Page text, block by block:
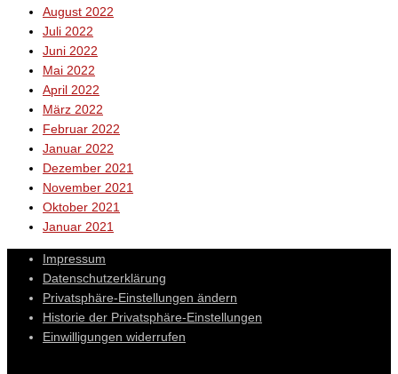
August 2022
Juli 2022
Juni 2022
Mai 2022
April 2022
März 2022
Februar 2022
Januar 2022
Dezember 2021
November 2021
Oktober 2021
Januar 2021
Impressum
Datenschutzerklärung
Privatsphäre-Einstellungen ändern
Historie der Privatsphäre-Einstellungen
Einwilligungen widerrufen